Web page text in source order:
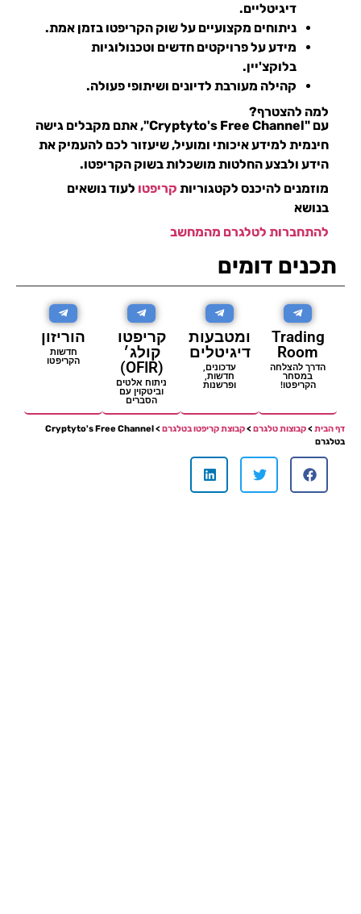
דיגיטליים.
ניתוחים מקצועיים על שוק הקריפטו בזמן אמת.
מידע על פרויקטים חדשים וטכנולוגיות
בלוקצ'יין.
קהילה מעורבת לדיונים ושיתופי פעולה.
למה להצטרף?
עם"Cryptyto's Free Channel"
, אתם מקבלים גישה
חינמית למידע איכותי ומועיל, שיעזור לכם להעמיק את
הידע ולבצע החלטות מושכלות בשוק הקריפטו.
מוזמנים להיכנס לקטגוריות קריפטו לעוד נושאים
בנושא
להתחברות לטלגרם מהמחשב
תכנים דומים
Trading
Room
הדרך להצלחה
במסחר
הקריפטו!
ומטבעות
דיגיטלים
עדכונים,
חדשות,
ופרשנות
קריפטו
קולג׳
(OFIR)
ניתוח אלטים
וביטקוין עם
הסברים
הוריזון
חדשות
הקריפטו
דף הבית >קבוצות טלגרם >קבוצת קריפטו בטלגרם
> Cryptyto's Free Channel
בטלגרם